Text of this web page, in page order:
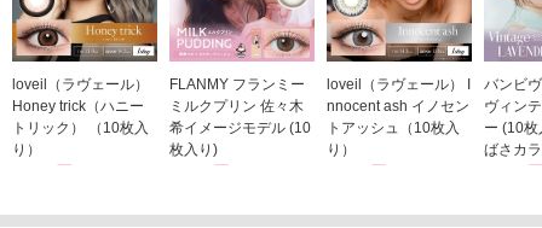
loveil（ラヴェール）
Honey trick（ハニー
トリック） （10枚入
り）
FLANMY フランミー
ミルクプリン 佐々木
希イメージモデル (10
枚入り)
loveil（ラヴェール） I
nnocent ash イノセン
トアッシュ（10枚入
り）
バンビ
ヴィン
ー (10
ばさカ